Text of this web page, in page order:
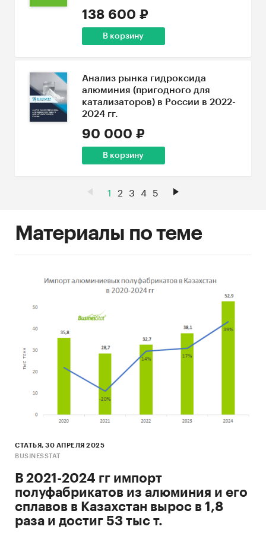
138 600 ₽
В корзину
Анализ рынка гидроксида
алюминия (пригодного для
катализаторов) в России в 2022-
2024 гг.
90 000 ₽
В корзину
1 2 3 4 5
Материалы по теме
СТАТЬЯ, 30 АПРЕЛЯ 2025
BUSINESSTAT
В 2021-2024 гг импорт
полуфабрикатов из алюминия и его
сплавов в Казахстан вырос в 1,8
раза и достиг 53 тыс т.